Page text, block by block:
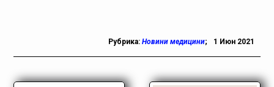
Рубрика: Новини медицини; 1 Июн 2021